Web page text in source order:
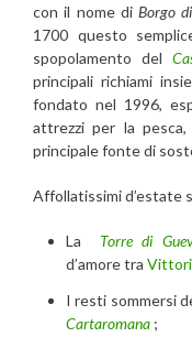
con il nome di Borgo
1700 questo
spopolamento del
principali richiami
fondato nel 1996,
attrezzi per la
principale fonte di
Affollatissimi d’estate
La Torre di
d’amore tra
I resti sommersi
Cartaromana ;